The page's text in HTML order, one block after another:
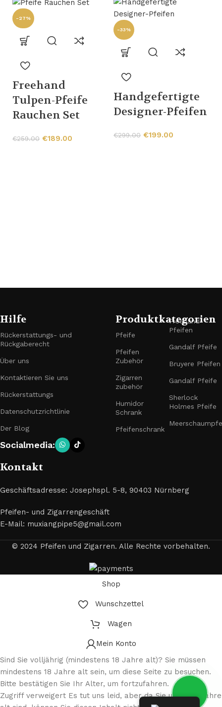
-27%
Freehand
Tulpen-Pfeife
Rauchen Set
€259.00 €189.00
-33%
Handgefertigte
Designer-Pfeifen
€299.00 €199.00
Hilfe
Rückerstattungs- und
Rückgaberecht
Über uns
Kontaktieren Sie uns
Rückerstattungs
Datenschutzrichtlinie
Der Blog
Produktkategorien
Pfeife
Pfeifen
Zubehör
Zigarren
zubehör
Humidor
Schrank
Pfeifenschrank
Freehand-
Pfeifen
Gandalf Pfeife
Bruyere Pfeifen
Gandalf Pfeife
Sherlock
Holmes Pfeife
Socialmedia:
Kontakt
Geschäftsadresse: Josephspl. 5-8, 90403 Nürnberg
Pfeifen- und Zigarrengeschäft
E-Mail: muxiangpipe5@gmail.com
© 2024 Pfeifen und Zigarren. Alle Rechte vorbehalten.
Shop
Wunschzettel
Wagen
Mein Konto
Sind Sie volljährig (mindestens 18 Jahre alt)? Sie müssen
mindestens 18 Jahre alt sein, um diese Seite zu besuchen.
Bitte bestätigen Sie Ihr Alter, um fortzufahren.
Zugriff verweigert Es tut uns leid, aber da Sie unter 18 Jahre